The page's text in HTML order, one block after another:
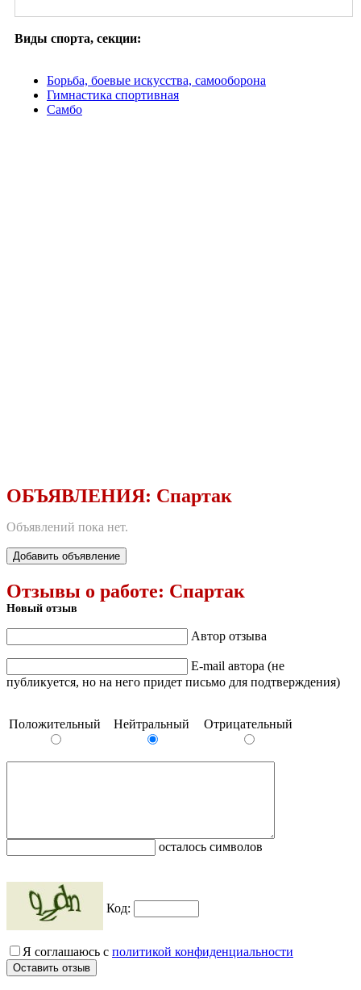
Виды спорта, секции:
Борьба, боевые искусства, самооборона
Гимнастика спортивная
Самбо
ОБЪЯВЛЕНИЯ: Спартак
Объявлений пока нет.
Добавить объявление
Отзывы о работе: Спартак
Новый отзыв
Автор отзыва
E-mail автора (не
публикуется, но на него придет письмо для подтверждения)
Положительный Нейтральный Отрицательный
осталось символов
Код:
Я соглашаюсь с политикой конфиденциальности